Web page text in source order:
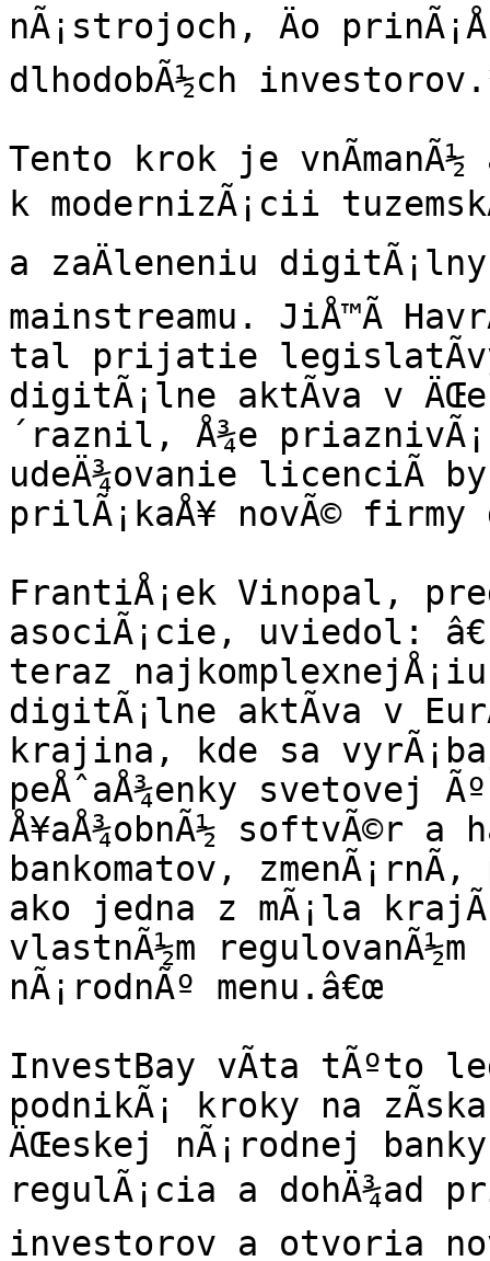
nÃ¡strojoch, Äo
dlhodobÃ½ch
Tento krok je vnÃ­manÃ½
k modernizÃ¡cii
a zaÄleneniu
mainstreamu. JiÅ™Ã­
tal prijatie legislatÃ­vy
digitÃ¡lne aktÃ­va v
´raznil, Å¾e
udeÄ¾ovanie licenciÃ­
prilÃ¡kaÅ¥ novÃ©
FrantiÅ¡ek Vinopal,
asociÃ¡cie, uviedol:
teraz
digitÃ¡lne aktÃ­va v
krajina, kde sa
peÅˆaÅ¾enky svetovej
Å¥aÅ¾obnÃ½ softvÃ©r a
bankomatov,
ako jedna z mÃ¡la
vlastnÃ½m
nÃ¡rodnÃº menu.â€œ
InvestBay vÃ­ta tÃºto
podnikÃ¡ kroky na
ÄŒeskej nÃ¡rodnej
regulÃ¡cia a dohÄ¾ad
investorov a otvoria